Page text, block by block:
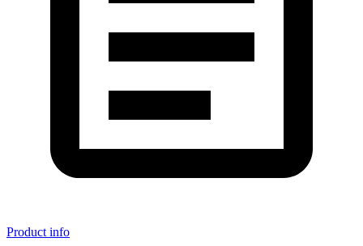
Product info